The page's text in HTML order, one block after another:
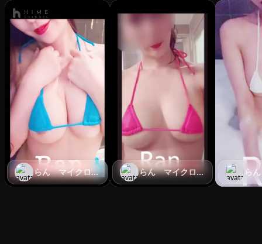
らん マイクロビ
キニSPA 新宿
らん マイクロビ
キニSPA 新宿
ら
キ